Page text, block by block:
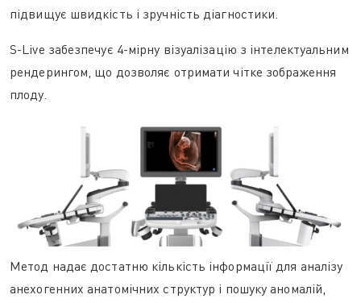
підвищує швидкість і зручність діагностики.
S-Live забезпечує 4-мірну візуалізацію з інтелектуальним
рендерингом, що дозволяє отримати чітке зображення
плоду.
Метод надає достатню кількість інформації для аналізу
анехогенних анатомічних структур і пошуку аномалій,